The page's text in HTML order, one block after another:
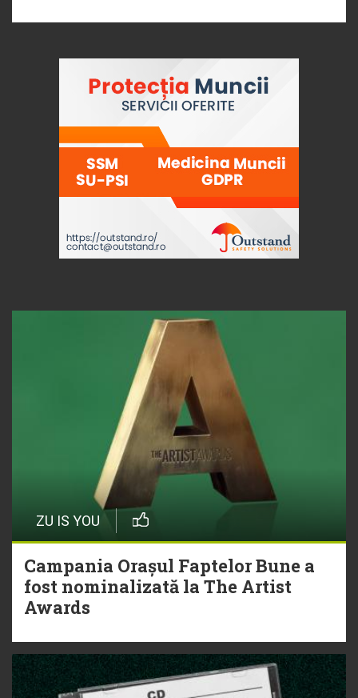
ZU IS YOU
Campania Orașul Faptelor Bune a
fost nominalizată la The Artist
Awards